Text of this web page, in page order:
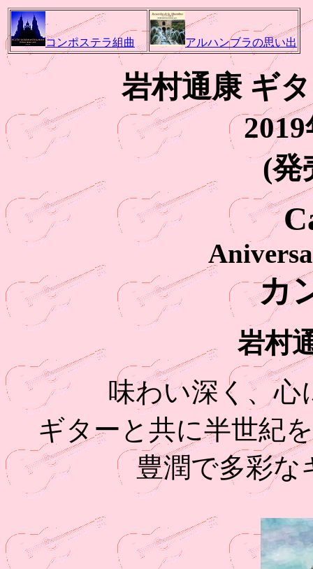
コンポステラ組曲 アルハンブラの思い出
岩村通康 ギ
(発
カ
岩村
味わい深く、心
ギターと共に半世紀
豊潤で多彩な